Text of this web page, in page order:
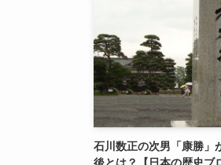
石川数正の次男「康勝」